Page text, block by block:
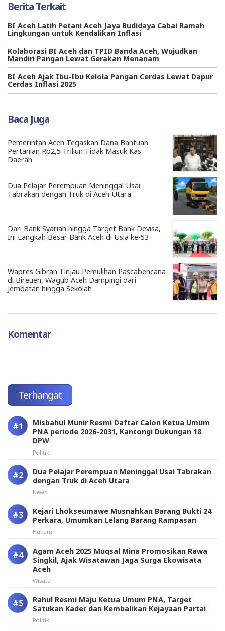
Berita Terkait
BI Aceh Latih Petani Aceh Jaya Budidaya Cabai Ramah
Lingkungan untuk Kendalikan Inflasi
Kolaborasi BI Aceh dan TPID Banda Aceh, Wujudkan
Mandiri Pangan Lewat Gerakan Menanam
BI Aceh Ajak Ibu-Ibu Kelola Pangan Cerdas Lewat Dapur
Cerdas Inflasi 2025
Baca Juga
Pemerintah Aceh Tegaskan Dana Bantuan
Pertanian Rp2,5 Triliun Tidak Masuk Kas
Daerah
Dua Pelajar Perempuan Meninggal Usai
Tabrakan dengan Truk di Aceh Utara
Dari Bank Syariah hingga Target Bank Devisa,
Ini Langkah Besar Bank Aceh di Usia ke-53
Wapres Gibran Tinjau Pemulihan Pascabencana
di Bireuen, Wagub Aceh Dampingi dari
Jembatan hingga Sekolah
Komentar
Terhangat
Misbahul Munir Resmi Daftar Calon Ketua Umum
PNA periode 2026-2031, Kantongi Dukungan 18
DPW
Politik
Dua Pelajar Perempuan Meninggal Usai Tabrakan
dengan Truk di Aceh Utara
News
Kejari Lhokseumawe Musnahkan Barang Bukti 24
Perkara, Umumkan Lelang Barang Rampasan
Hukum
Agam Aceh 2025 Muqsal Mina Promosikan Rawa
Singkil, Ajak Wisatawan Jaga Surga Ekowisata
Aceh
Wisata
Rahul Resmi Maju Ketua Umum PNA, Target
Satukan Kader dan Kembalikan Kejayaan Partai
Politik